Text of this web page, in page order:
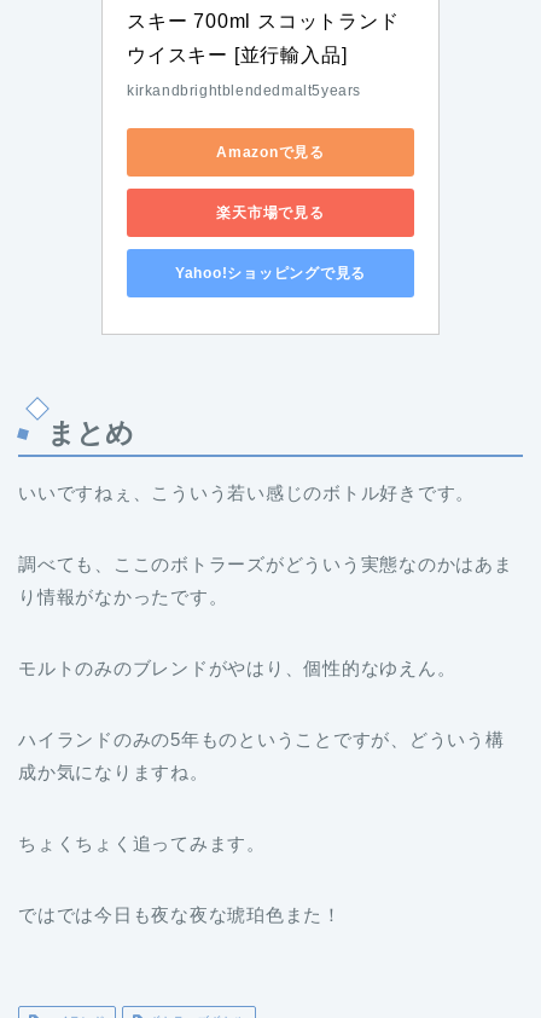
スキー 700ml スコットランド
ウイスキー [並行輸入品]
kirkandbrightblendedmalt5years
Amazonで見る
楽天市場で見る
Yahoo!ショッピングで見る
まとめ
いいですねぇ、こういう若い感じのボトル好きです。
調べても、ここのボトラーズがどういう実態なのかはあま
り情報がなかったです。
モルトのみのブレンドがやはり、個性的なゆえん。
ハイランドのみの5年ものということですが、どういう構
成か気になりますね。
ちょくちょく追ってみます。
ではでは今日も夜な夜な琥珀色また！